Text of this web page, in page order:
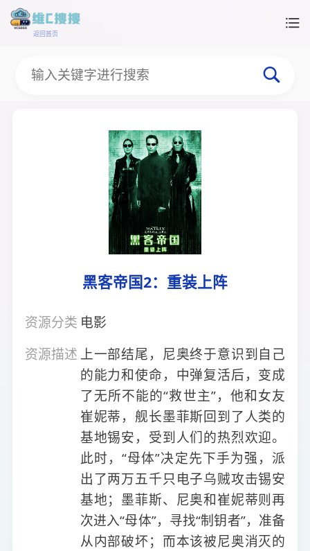
返回首页
黑客帝国2：重装上阵
资源分类 电影
资源描述 上一部结尾，尼奥终于意识到自己
的能力和使命，中弹复活后，变成
了无所不能的“救世主”，他和女友
崔妮蒂，舰长墨菲斯回到了人类的
基地锡安，受到人们的热烈欢迎。
此时，“母体”决定先下手为强，派
出了两万五千只电子乌贼攻击锡安
基地；墨菲斯、尼奥和崔妮蒂则再
次进入“母体”，寻找“制钥者”，准备
从内部破坏；而本该被尼奥消灭的